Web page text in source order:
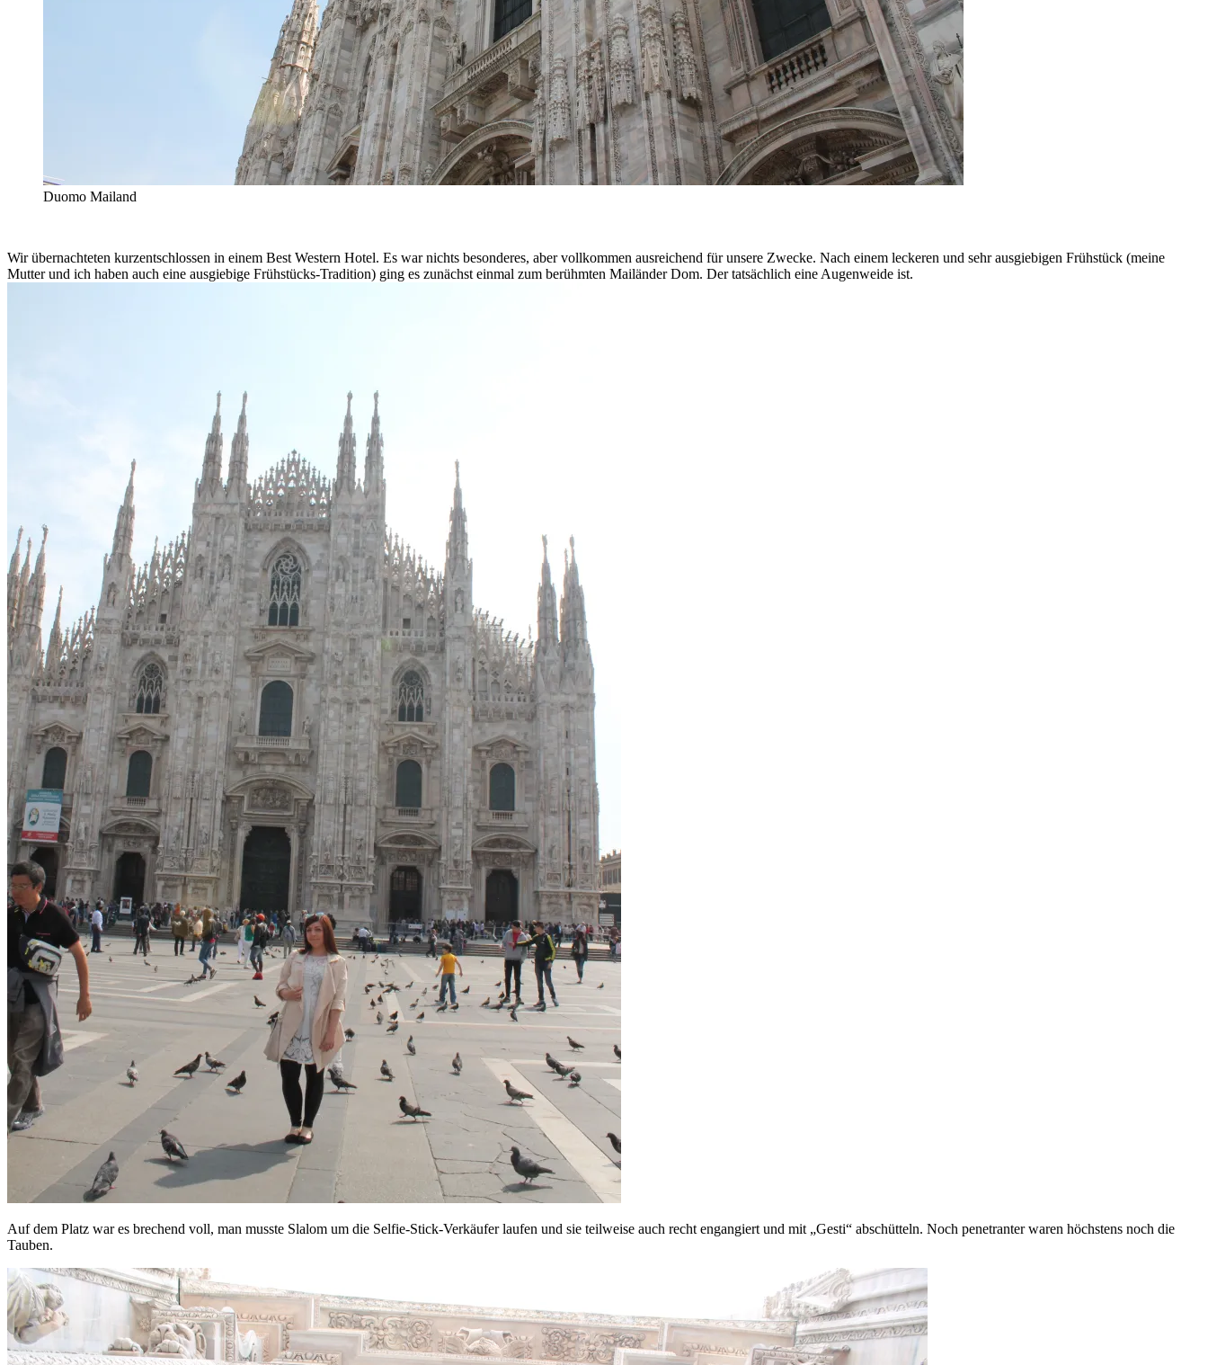
Duomo Mailand
Wir übernachteten kurzentschlossen in einem Best Western Hotel. Es war nichts besonderes, aber vollkommen ausreichend für unsere Zwecke. Nach einem leckeren und sehr ausgiebigen Frühstück (meine
Mutter und ich haben auch eine ausgiebige Frühstücks-Tradition) ging es zunächst einmal zum berühmten Mailänder Dom. Der tatsächlich eine Augenweide ist.
Auf dem Platz war es brechend voll, man musste Slalom um die Selfie-Stick-Verkäufer laufen und sie teilweise auch recht engangiert und mit „Gesti“ abschütteln. Noch penetranter waren höchstens noch die
Tauben.